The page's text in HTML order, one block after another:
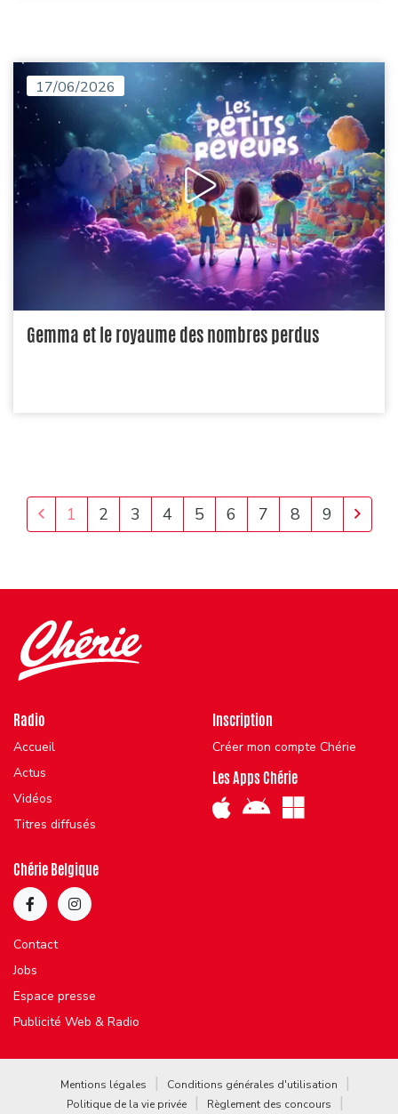
17/06/2026
Gemma et le royaume des nombres perdus
Previous
1 2 3 4 5 6 7 8 9 Next
Radio
Accueil
Actus
Vidéos
Titres diffusés
Inscription
Créer mon compte Chérie
Les Apps Chérie
Chérie Belgique
Contact
Jobs
Espace presse
Publicité Web & Radio
Mentions légales
Conditions générales d'utilisation
Politique de la vie privée
Règlement des concours